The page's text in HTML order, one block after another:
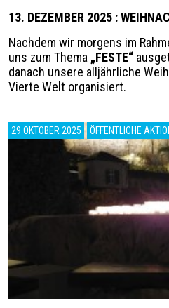
13. DEZEMBER 2025 :
Nachdem wir morgens im
uns zum Thema „FESTE“
danach unsere alljährliche
Vierte Welt organisiert.
29 OKTOBER 2025 ÖFFENTLICHE